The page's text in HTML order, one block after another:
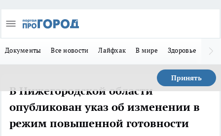
Документы Все новости Лайфхак В мире Здоровье
Принять
В Нижегородской области
опубликован указ об изменении в
режим повышенной готовности